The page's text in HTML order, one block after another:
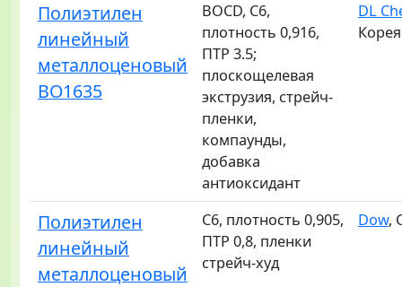
Полиэтилен
линейный
металлоценовый
BO1635
BOCD, C6,
плотность 0,916,
ПТР 3.5;
плоскощелевая
экструзия, стрейч-
пленки,
компаунды,
добавка
антиоксидант
DL
Корея
Полиэтилен
линейный
металлоценовый
C6, плотность 0,905,
ПТР 0,8, пленки
стрейч-худ
Dow,